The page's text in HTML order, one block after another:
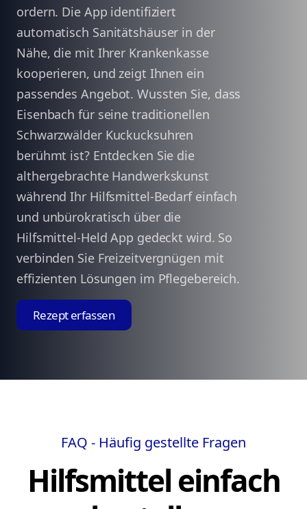
ordern. Die App identifiziert
automatisch Sanitätshäuser in der
Nähe, die mit Ihrer Krankenkasse
kooperieren, und zeigt Ihnen ein
passendes Angebot. Wussten Sie, dass
Eisenbach für seine traditionellen
Schwarzwälder Kuckucksuhren
berühmt ist? Entdecken Sie die
althergebrachte Handwerkskunst
während Ihr Hilfsmittel-Bedarf einfach
und unbürokratisch über die
Hilfsmittel-Held App gedeckt wird. So
verbinden Sie Freizeitvergnügen mit
effizienten Lösungen im Pflegebereich.
Rezept erfassen
FAQ - Häufig gestellte Fragen
Hilfsmittel einfach